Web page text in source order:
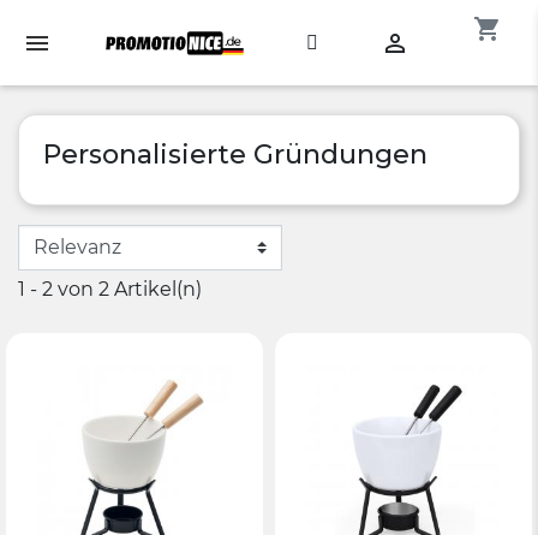
 shopping_cart
Personalisierte Gründungen
1 - 2 von 2 Artikel(n)